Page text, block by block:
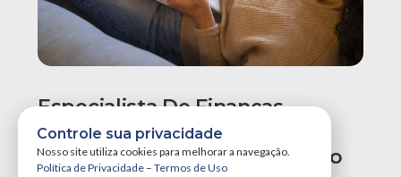
Especialista De Finanças
Recomenda Revisão Do
Orçamento Para Evitar Aperto
Controle sua privacidade
Nosso site utiliza cookies para melhorar a navegação.
Política de Privacidade – Termos de Uso